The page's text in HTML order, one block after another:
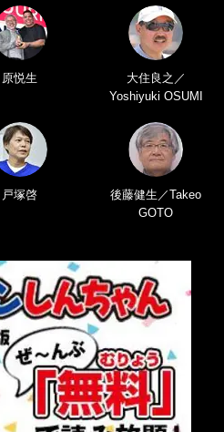
原悦生
大住良之／
Yoshiyuki OSUMI
戸塚啓
後藤健生／Takeo
GOTO